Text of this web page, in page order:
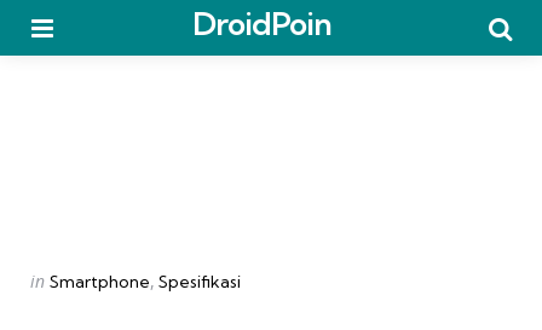
DroidPoin
Categories
Posted
in Smartphone Spesifikasi